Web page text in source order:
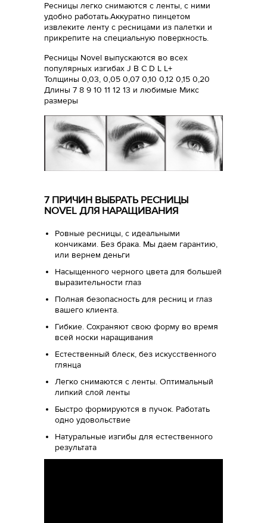
Ресницы легко снимаются с ленты, с ними
удобно работать.Аккуратно пинцетом
извлеките ленту с ресницами из палетки и
прикрепите на специальную поверхность.
Ресницы Novel выпускаются во всех
популярных изгибах J B C D L L+
Толщины 0,03, 0,05 0,07 0,10 0,12 0,15 0,20
Длины 7 8 9 10 11 12 13 и любимые Микс
размеры
7 ПРИЧИН ВЫБРАТЬ РЕСНИЦЫ
NOVEL ДЛЯ НАРАЩИВАНИЯ
Ровные ресницы, с идеальными
кончиками. Без брака. Мы даем гарантию,
или вернем деньги
Насыщенного черного цвета для большей
выразительности глаз
Полная безопасность для ресниц и глаз
вашего клиента.
Гибкие. Сохраняют свою форму во время
всей носки наращивания
Естественный блеск, без искусственного
глянца
Легко снимаются с ленты. Оптимальный
липкий слой ленты
Быстро формируются в пучок. Работать
одно удовольствие
Натуральные изгибы для естественного
результата